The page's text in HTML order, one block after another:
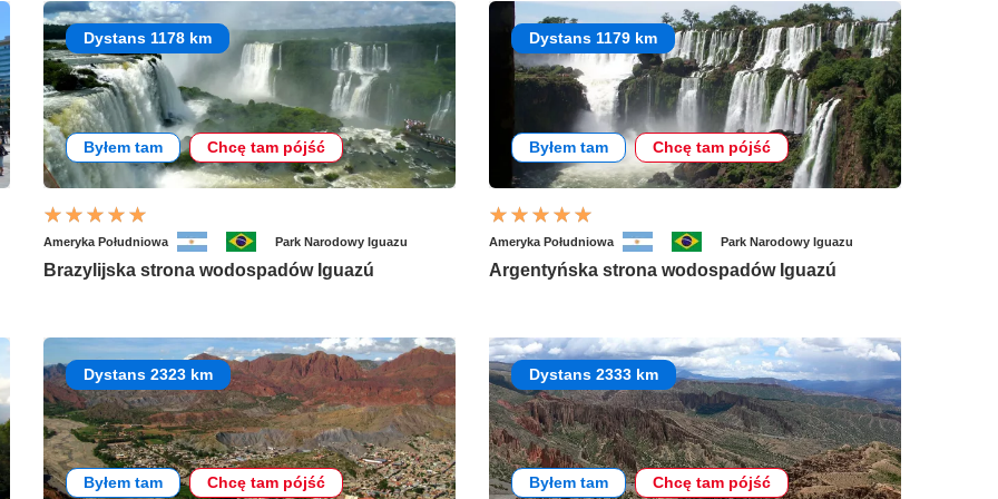
Dystans 1178 km
Byłem tam Chcę tam pójść
Ameryka Południowa Park Narodowy Iguazu
Brazylijska strona wodospadów Iguazú
Dystans 1179 km
Byłem tam Chcę tam pójść
Ameryka Południowa Park Narodowy Iguazu
Argentyńska strona wodospadów Iguazú
Dystans 2323 km
Byłem tam Chcę tam pójść
Dystans 2333 km
Byłem tam Chcę tam pójść